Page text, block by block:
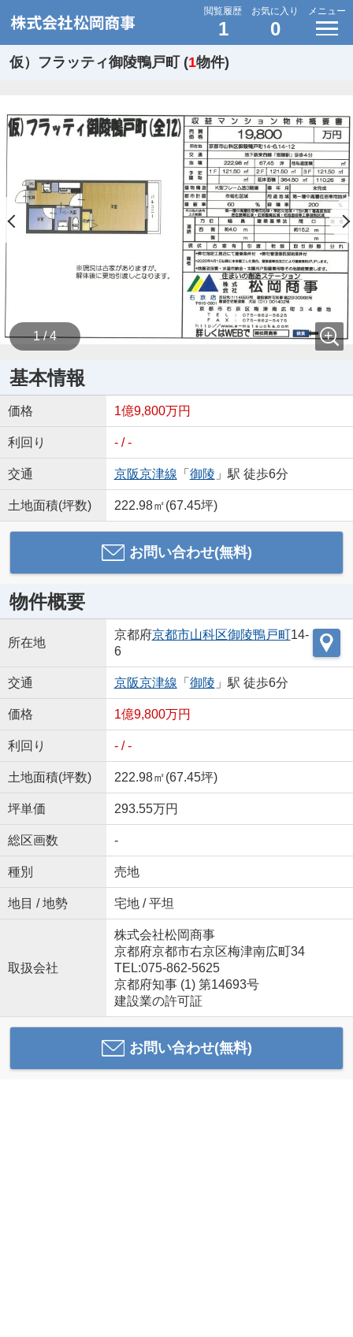
閲覧履歴
1
お気に入り
0
メニュー
仮）フラッティ御陵鴨戸町 (1物件)
1 / 4
基本情報
価格 1億9,800万円
利回り - / -
交通 京阪京津線 「 御陵 」駅 徒歩6分
土地面積(坪数) 222.98㎡(67.45坪)
お問い合わせ(無料)
物件概要
所在地
京都府京都市山科区御陵鴨戸町14-
6
交通 京阪京津線 「 御陵 」駅 徒歩6分
価格 1億9,800万円
利回り - / -
土地面積(坪数) 222.98㎡(67.45坪)
坪単価 293.55万円
総区画数 -
種別 売地
地目 / 地勢 宅地 / 平坦
取扱会社
株式会社松岡商事
京都府京都市右京区梅津南広町34
TEL:075-862-5625
京都府知事 (1) 第14693号
建設業の許可証
お問い合わせ(無料)